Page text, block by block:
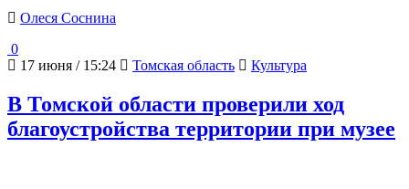
Олеся Соснина
0
17 июня / 15:24
Томская область Культура
В Томской области проверили ход
благоустройства территории при музее